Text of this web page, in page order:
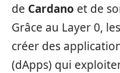
de Cardano et de
Grâce au Layer 0,
créer des
(dApps) qui